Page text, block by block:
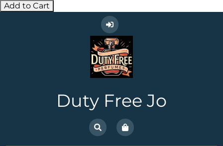
Add to Cart
Duty Free Jo